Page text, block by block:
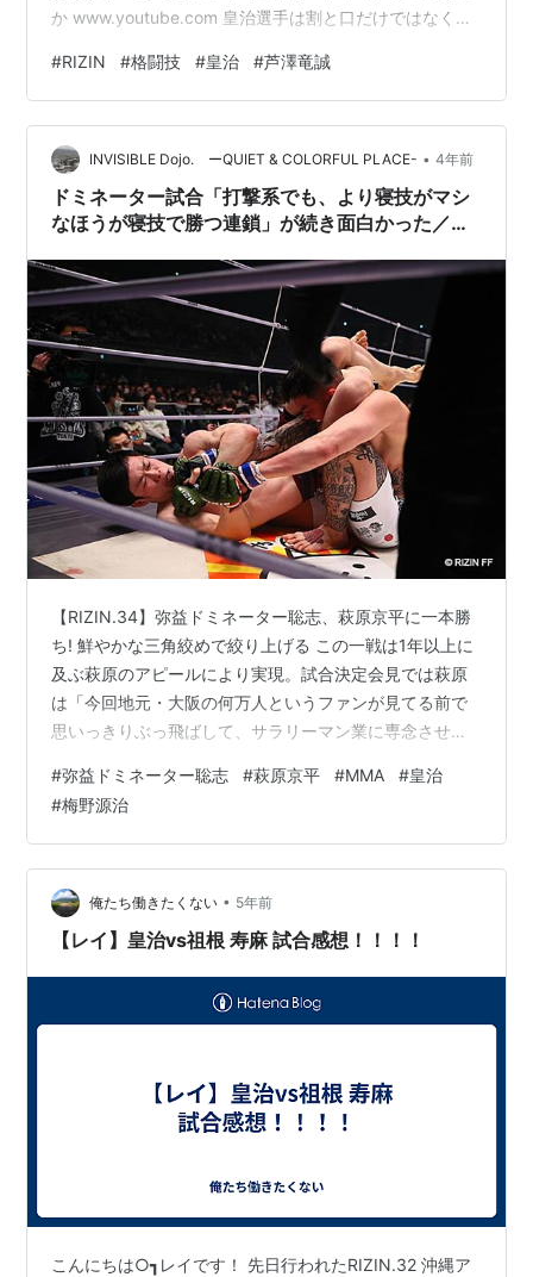
か www.youtube.com 皇治選手は割と口だけではなく技
トは撃ち合いの混戦の中で出すハイキックを出せるか。
一発当てて芦澤選手のリズムは狂わせたいところ。 倒せ
るアウトボクサー芦澤竜誠 IMAGE 芦澤 竜誠 &
ANARCHY ヒップホップ／ラップ ¥255 provided
courtesy of iTunes 生…
#RIZIN #格闘技 #皇治 #芦澤竜誠
INVISIBLE Dojo. ーQUIET & COLORFUL PLACE- • 4年前
ドミネーター試合「打撃系でも、より寝技がマシ
なほうが寝技で勝つ連鎖」が続き面白かった／皇
【RIZIN.34】弥益ドミネーター聡志、萩原京平に一本勝
ち! 鮮やかな三角絞めで絞り上げる この一戦は1年以上に
及ぶ萩原のアピールにより実現。試合決定会見では萩原
は「今回地元・大阪の何万人というファンが見てる前で
思いっきりぶっ飛ばして、サラリーマン業に専念させて
ルに誠意が感じられないと以前から思っていて、ちょっ
とその辺り、イラついていたところもありました。3月
20日は、忘れたくても忘れられない試合にしてあげた
い」と煽り返した。 www.oricon.co.jp …オーバーフック
から投げた萩原だが、グラウンドには行かず立たせる。
タックルを見せた…
#弥益ドミネーター聡志 #萩原京平 #MMA #皇治
#梅野源治
俺たち働きたくない • 5年前
【レイ】皇治vs祖根 寿麻 試合感想！！！！
こんにちは○┓レイです！ 先日行われたRIZIN.32 沖縄ア